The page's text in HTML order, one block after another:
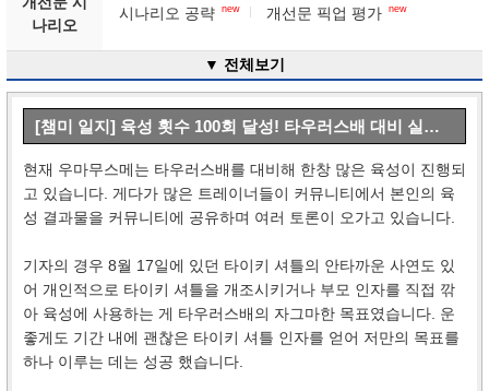
나리오
시나리오 공략 new 개선문 픽업 평가 new
▼ 전체보기
[챔미 일지] 육성 횟수 100회 달성! 타우러스배 대비 실전 육성기
현재 우마무스메는 타우러스배를 대비해 한창 많은 육성이 진행되
고 있습니다. 게다가 많은 트레이너들이 커뮤니티에서 본인의 육
성 결과물을 커뮤니티에 공유하며 여러 토론이 오가고 있습니다.
기자의 경우 8월 17일에 있던 타이키 셔틀의 안타까운 사연도 있
어 개인적으로 타이키 셔틀을 개조시키거나 부모 인자를 직접 깎
아 육성에 사용하는 게 타우러스배의 자그마한 목표였습니다. 운
좋게도 기간 내에 괜찮은 타이키 셔틀 인자를 얻어 저만의 목표를
하나 이루는 데는 성공 했습니다.